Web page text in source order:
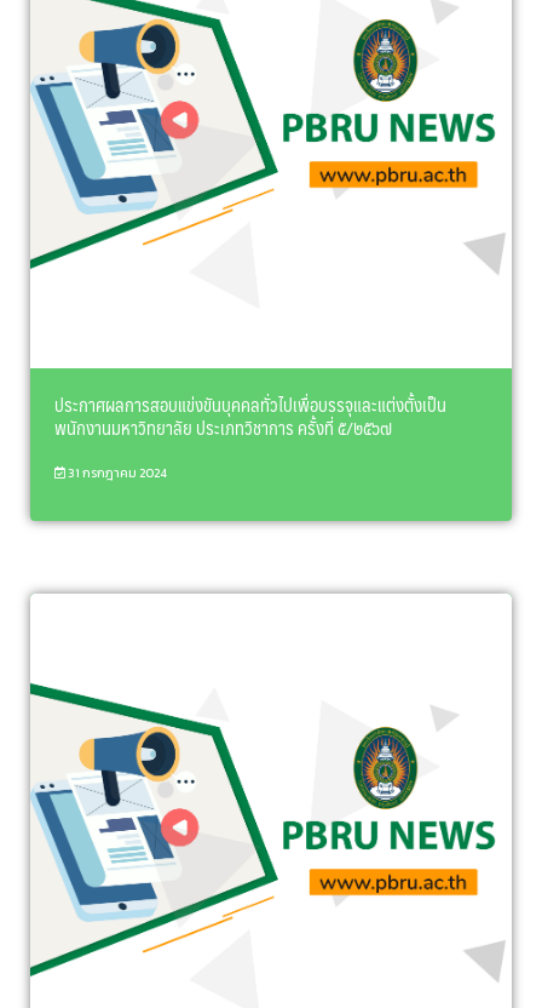
ประกาศผลการสอบแข่งขันบุคคลทั่วไปเพื่อบรรจุและแต่งตั้งเป็น
พนักงานมหาวิทยาลัย ประเภทวิชาการ ครั้งที่ ๕/๒๕๖๗
31 กรกฎาคม 2024